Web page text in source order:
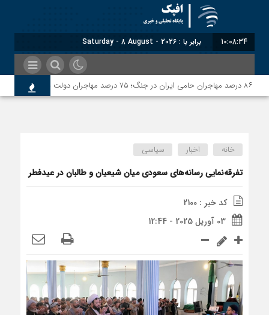
10:08:34 برابر با : Saturday - 8 August - 2026
خانه اخبار سیاسی
تفرقه‌نمایی رسانه‌های سعودی میان شیعیان و طالبان در عیدفطر
کد خبر : 2100
03 آوریل 2025 - 12:44